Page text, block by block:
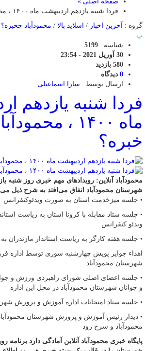
فردا شنبه یازدهم اردیبهشت ماه ۱۴۰۰ ، محمودآباد چه خبره؟
گروه :
آخرین اخبار / اسلاید بالا / محمودآباد چخبره؟
پ
شناسه : 5199
30 آوریل 2021 - 23:54
580 بازدید
0 دیدگاه
ارسال توسط : سارا اسماعیلی
فردا شنبه یازدهم
ماه ۱۴۰۰ ،
خبره؟
محمودآباد آنلاین: رویدادهای مهم خبری روز شنبه
شهرستان محمودآباد اتفاق می‌افتد به شرح ذیل
• جلسه میزخدمت استان به صورت ویدئوکنفرانس
• جلسه ستاد مقابله با کرونا استان به ریاست
ویدئو کنفرانس
• جلسه هفته کارگر به ریاست استاندار مازندران
اهداء جوایز پویش چهارشنبه سوری توسط اداره
شهرستان محمودآباد
• جلسه اعضای اصلی شورای راهبردی ورزش و
و جوانان شهرستان محمودآباد در محل این اداره
• جلسه ستاد امتحانات اداره آموزش و پرورش
• دیدار رئیس آموزش و پرورش شهرستان
محمودآباد و سرخ رود
پایگاه خبری محمودآباد آنلاین آمادگی دارد برنامه